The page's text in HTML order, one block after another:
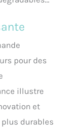
pour des
illustre
et
durables